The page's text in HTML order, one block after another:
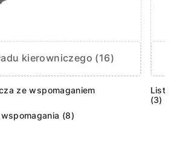
kierowniczego (16)
ze wspomaganiem
(8)
(3)